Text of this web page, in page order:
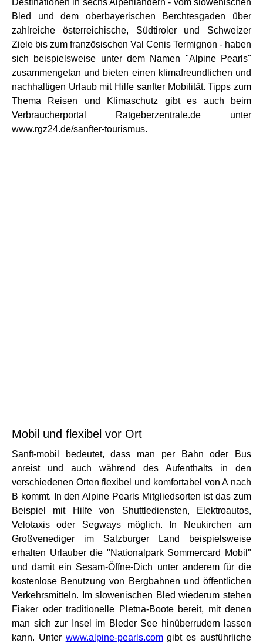
Bled und dem oberbayerischen Berchtesgaden über
zahlreiche österreichische, Südtiroler und Schweizer
Ziele bis zum französischen Val Cenis Termignon - haben
sich beispielsweise unter dem Namen "Alpine Pearls"
zusammengetan und bieten einen klimafreundlichen und
nachhaltigen Urlaub mit Hilfe sanfter Mobilität. Tipps zum
Thema Reisen und Klimaschutz gibt es auch beim
Verbraucherportal Ratgeberzentrale.de unter
www.rgz24.de/sanfter-tourismus.
Mobil und flexibel vor Ort
Sanft-mobil bedeutet, dass man per Bahn oder Bus
anreist und auch während des Aufenthalts in den
verschiedenen Orten flexibel und komfortabel von A nach
B kommt. In den Alpine Pearls Mitgliedsorten ist das zum
Beispiel mit Hilfe von Shuttlediensten, Elektroautos,
Velotaxis oder Segways möglich. In Neukirchen am
Großvenediger im Salzburger Land beispielsweise
erhalten Urlauber die "Nationalpark Sommercard Mobil"
und damit ein Sesam-Öffne-Dich unter anderem für die
kostenlose Benutzung von Bergbahnen und öffentlichen
Verkehrsmitteln. Im slowenischen Bled wiederum stehen
Fiaker oder traditionelle Pletna-Boote bereit, mit denen
man sich zur Insel im Bleder See hinüberrudern lassen
kann. Unter www.alpine-pearls.comgibt es ausführliche